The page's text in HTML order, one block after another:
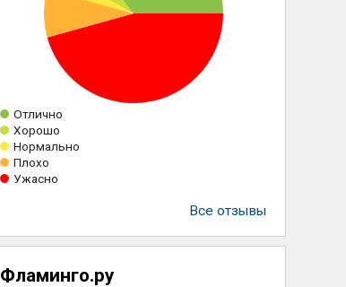
Отлично
Хорошо
Нормально
Плохо
Ужасно
Все отзывы
Фламинго.ру